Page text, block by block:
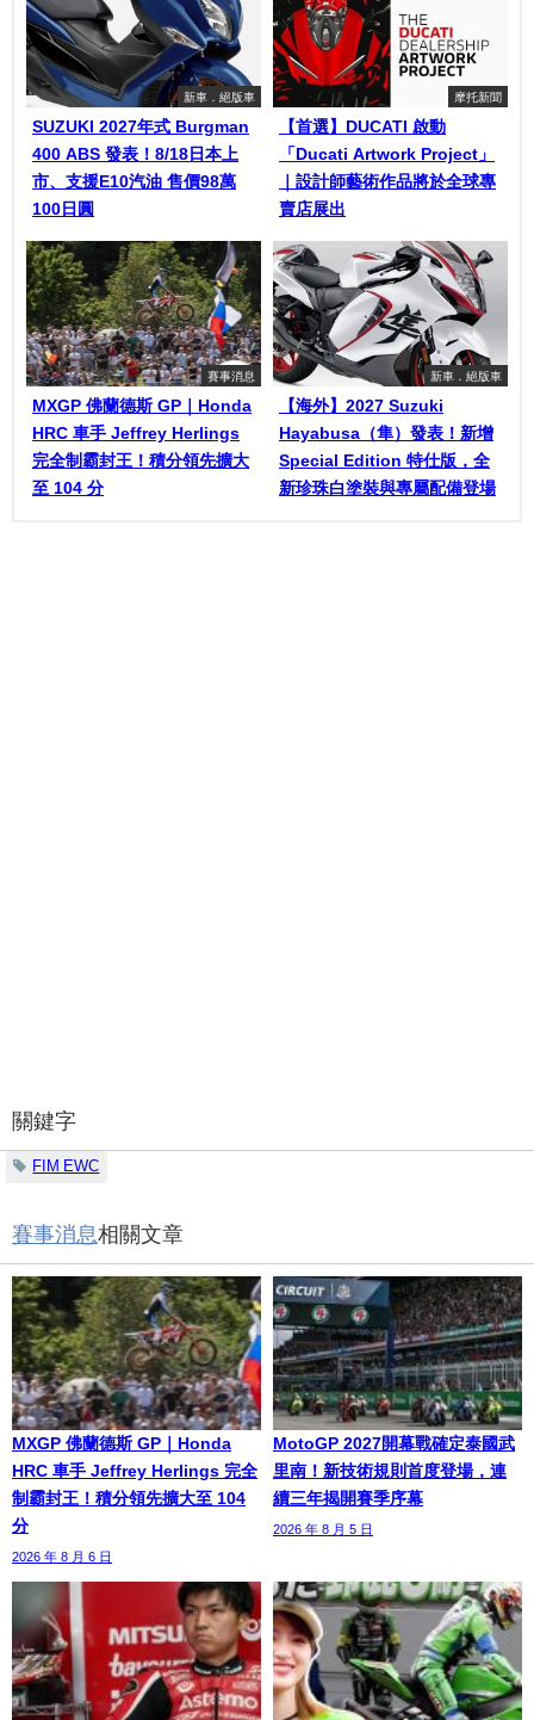
新車．絕版車
SUZUKI 2027年式 Burgman
400 ABS 發表！8/18日本上
市、支援E10汽油 售價98萬
100日圓
摩托新聞
【首選】DUCATI 啟動
「Ducati Artwork Project」
｜設計師藝術作品將於全球專
賣店展出
賽事消息
MXGP 佛蘭德斯 GP｜Honda
HRC 車手 Jeffrey Herlings
完全制霸封王！積分領先擴大
至 104 分
新車．絕版車
【海外】2027 Suzuki
Hayabusa（隼）發表！新增
Special Edition 特仕版，全
新珍珠白塗裝與專屬配備登場
關鍵字
FIM EWC
賽事消息相關文章
MXGP 佛蘭德斯 GP｜Honda
HRC 車手 Jeffrey Herlings 完全
制霸封王！積分領先擴大至 104
分
2026 年 8 月 6 日
MotoGP 2027開幕戰確定泰國武
里南！新技術規則首度登場，連
續三年揭開賽季序幕
2026 年 8 月 5 日